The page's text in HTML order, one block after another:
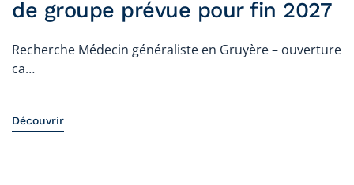
de groupe prévue pour fin 2027
Recherche Médecin généraliste en Gruyère – ouverture
ca…
Découvrir